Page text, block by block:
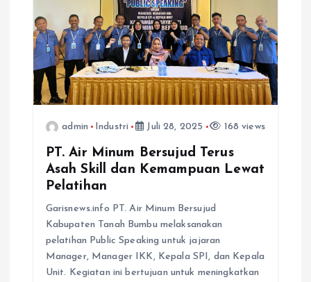
p
o
admin Industri Juli 28, 2025 168 views
PT. Air Minum Bersujud Terus
Asah Skill dan Kemampuan Lewat
Pelatihan
Garisnews.info PT. Air Minum Bersujud
Kabupaten Tanah Bumbu melaksanakan
pelatihan Public Speaking untuk jajaran
Manager, Manager IKK, Kepala SPI, dan Kepala
Unit. Kegiatan ini bertujuan untuk meningkatkan